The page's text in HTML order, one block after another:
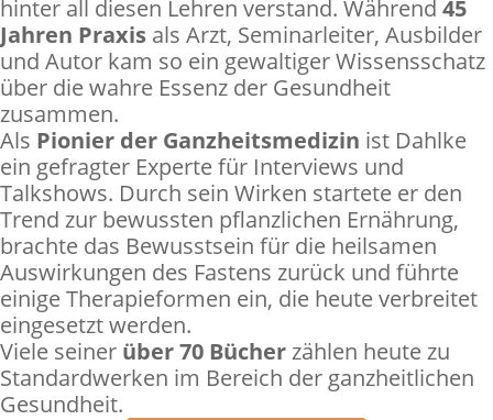
hinter all diesen Lehren verstand. Während 45
Jahren Praxis als Arzt, Seminarleiter, Ausbilder
und Autor kam so ein gewaltiger Wissensschatz
über die wahre Essenz der Gesundheit
zusammen.
Als Pionier der Ganzheitsmedizin ist Dahlke
ein gefragter Experte für Interviews und
Talkshows. Durch sein Wirken startete er den
Trend zur bewussten pflanzlichen Ernährung,
brachte das Bewusstsein für die heilsamen
Auswirkungen des Fastens zurück und führte
einige Therapieformen ein, die heute verbreitet
eingesetzt werden.
Viele seiner über 70 Bücherzählen heute zu
Standardwerken im Bereich der ganzheitlichen
Gesundheit.